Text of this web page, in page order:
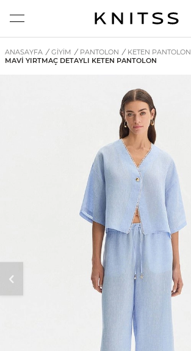
ANASAYFA / GİYİM / PANTOLON / KETEN PANTOLON
MAVI YIRTMAÇ DETAYLI KETEN PANTOLON